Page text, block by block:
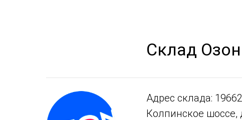
Склад
Адрес склада:
Колпинское шоссе,